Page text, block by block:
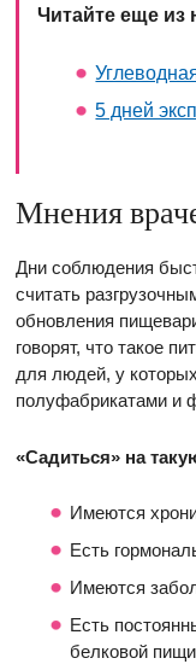
Читайте еще из
5 дней
Мнения
Дни соблюдения
считать
обновления
говорят, что такое
для людей, у
полуфабрикатами и
«Садиться» на
Имеются
Есть
Имеются
Есть
белковой